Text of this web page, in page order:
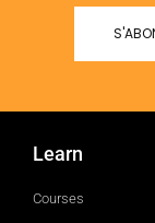
Learn
Courses